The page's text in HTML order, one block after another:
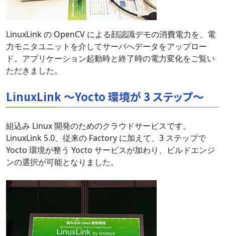
LinuxLink の OpenCV による顔認識デモの消費電力を、電
力モニタユニットを介してサーバへデータをアップロー
ド。アプリケーション起動時と終了時の電力変化をご覧い
ただきました。
LinuxLink ～Yocto 環境が 3 ステップ～
組込み Linux 開発のためのクラウドサービスです。
LinuxLink 5.0、従来の Factory に加えて、3 ステップで
Yocto 環境が整う Yocto サービスが加わり、ビルドエンジ
ンの選択が可能となりました。